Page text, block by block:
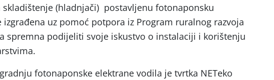
skladištenje (hladnjači) postavljenu fotonaponsku
izgrađena uz pomoć potpora iz Program ruralnog razvoja
spremna podijeliti svoje iskustvo o instalaciji i korištenju
fotonaponske elektrane vodila je tvrtka NETeko